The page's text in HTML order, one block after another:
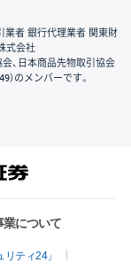
業者 銀行代理業者 関東財
式会社
、日本商品先物取引協会
のメンバーです。
業について
ティ24」